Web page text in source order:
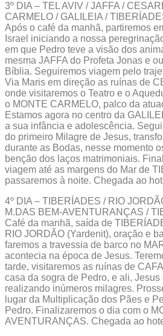
3º DIA – TEL AVIV / JAFFA /
CARMELO / GALILEIA /
Após o café da manhã, partiremos
Israel iniciando a nossa
em que Pedro teve a visão dos
mesma JAFFA do Profeta Jonas e
Bíblia. Seguiremos viagem pelo
Via Maris em direção as ruínas de
onde visitaremos o Teatro e o
o MONTE CARMELO, palco da
Estamos agora no centro da
a sua infância e adolescência.
do primeiro Milagre de Jesus,
durante as Bodas, nesse momento
benção dos laços matrimoniais.
viagem até as margens do Mar de
passaremos à noite. Chegada ao
4º DIA – TIBERÍADES / RIO
M.DAS BEM-AVENTURANÇAS /
Café da manhã, saída de
RIO JORDÃO (Yardenit), oração e
faremos a travessia de barco no
acontecia na época de Jesus.
tarde, visitaremos as ruínas de
casa da sogra de Pedro, e ali,
realizando inúmeros milagres.
lugar da Multiplicação dos Pães e
Pedro. Finalizaremos o dia com o
AVENTURANÇAS. Chegada ao